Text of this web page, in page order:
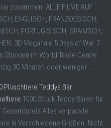
zusammen. ALLE FILME AUF
ENGLISCH, FRANZOESISCH,
PORTUGISISCH, SPANISCH,
3D Megahaie 5 Days of War 7
Stunden im World Trade Center
30.Minuten.oder.weniger ...
Plüschtiere Teddys Bär
1000 Stück Teddy Bären für
Gesamtpreis Alles verpackte
in Verschiedene Größen. Nicht